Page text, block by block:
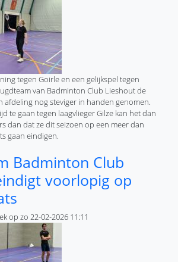
tegen Goirle en een gelijkspel tegen
van Badminton Club Lieshout de
afdeling nog steviger in handen genomen.
te gaan tegen laagvlieger Gilze kan het dan
dan dat ze dit seizoen op een meer dan
gaan eindigen.
Badminton Club Lieshout presteert prima
Badminton Club
voorlopig op
op zo 22-02-2026 11:11